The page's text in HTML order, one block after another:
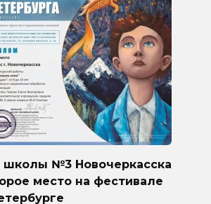
школы №3 Новочеркасска
место на фестивале